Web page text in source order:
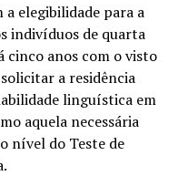
elegibilidade para a
indivíduos de quarta
cinco anos com o visto
a residência
linguística em
aquela necessária
nível do Teste de